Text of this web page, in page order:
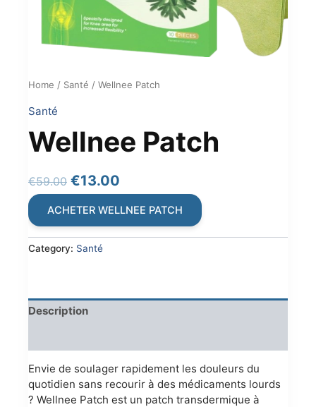
Home / Santé / Wellnee Patch
Santé
Wellnee Patch
€59.00 Original
€59.00.
€13.00
€13.00.
ACHETER WELLNEE PATCH
Category: Santé
Description
Envie de soulager rapidement les douleurs du
quotidien sans recourir à des médicaments lourds
? Wellnee Patch est un patch transdermique à